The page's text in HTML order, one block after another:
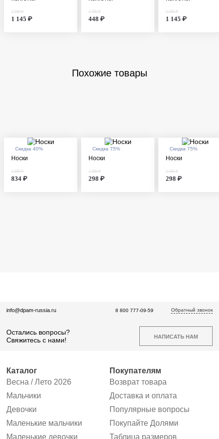
2 290 ₽
1 145 ₽
1 790 ₽
448 ₽
2 290 ₽
1 145 ₽
Похожие товары
Скидка 40%
Носки
1 390 ₽
834 ₽
Скидка 75%
Носки
1 190 ₽
298 ₽
Скидка 75%
Носки
1 190 ₽
298 ₽
info@dpam-russia.ru
Остались вопросы?
Свяжитесь с нами!
НАПИСАТЬ НАМ
8 800 777-09-59 Обратный звонок
Каталог
Весна / Лето 2026
Мальчики
Девочки
Маленькие мальчики
Маленькие девочки
Покупателям
Возврат товара
Доставка и оплата
Популярные вопросы
Покупайте Долями
Таблица размеров